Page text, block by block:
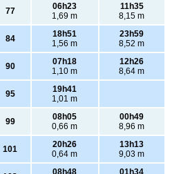
77
06h23
1,69 m
11h35
8,15 m
84
18h51
1,56 m
23h59
8,52 m
90
07h18
1,10 m
12h26
8,64 m
95
19h41
1,01 m
99
08h05
0,66 m
00h49
8,96 m
101
20h26
0,64 m
13h13
9,03 m
08h48
01h34